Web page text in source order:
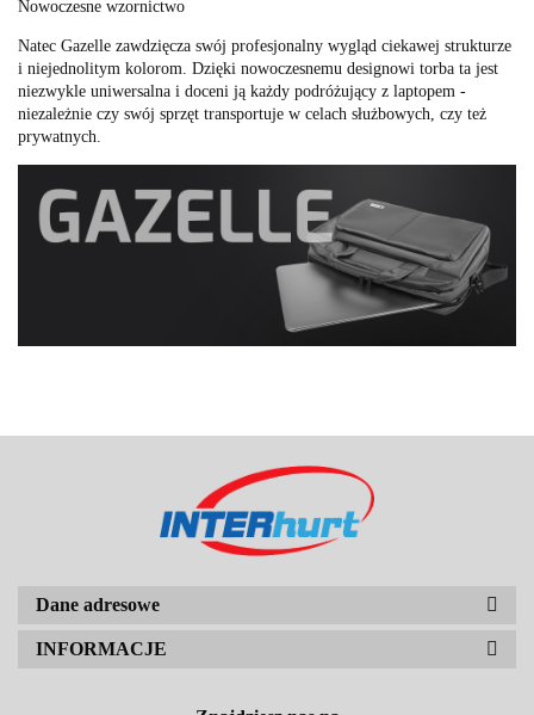
Nowoczesne wzornictwo
Natec Gazelle zawdzięcza swój profesjonalny wygląd ciekawej strukturze
i niejednolitym kolorom. Dzięki nowoczesnemu designowi torba ta jest
niezwykle uniwersalna i doceni ją każdy podróżujący z laptopem -
niezależnie czy swój sprzęt transportuje w celach służbowych, czy też
prywatnych.
Dane adresowe
INFORMACJE